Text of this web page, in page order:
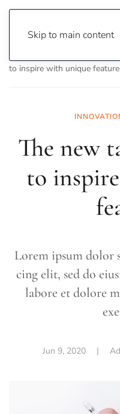
Skip to main content
to inspire with unique
The new
to
Lorem ipsum dolor
cing elit, sed do
labore et dolore
Jun 9, 2020|